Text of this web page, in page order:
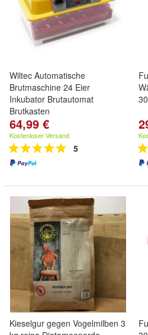
Wiltec Automatische
Brutmaschine 24 Eier
Inkubator Brutautomat
Brutkasten
64,99 €
Kostenloser Versand
5
Kieselgur gegen Vogelmilben 3